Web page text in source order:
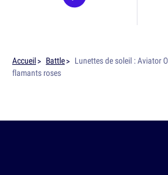
Accueil Battle
Lunettes de soleil : Aviator
flamants roses